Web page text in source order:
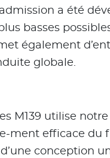
a été
basses
également
globale.
M139 utilise
ment efficace
conception